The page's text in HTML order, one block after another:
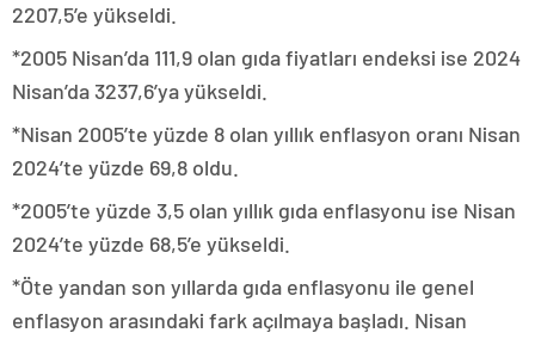
2207,5’e yükseldi.
*2005 Nisan’da 111,9 olan gıda fiyatları endeksi ise 2024
Nisan’da 3237,6’ya yükseldi.
*Nisan 2005’te yüzde 8 olan yıllık enflasyon oranı Nisan
2024’te yüzde 69,8 oldu.
*2005’te yüzde 3,5 olan yıllık gıda enflasyonu ise Nisan
2024’te yüzde 68,5’e yükseldi.
*Öte yandan son yıllarda gıda enflasyonu ile genel
enflasyon arasındaki fark açılmaya başladı. Nisan